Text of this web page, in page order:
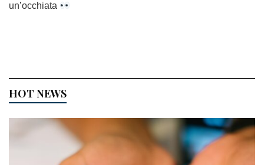
un’occhiata
HOT NEWS